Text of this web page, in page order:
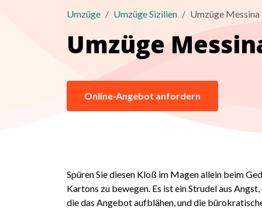
Umzüge Umzüge Sizilien Umzüge Messina
Umzüge
Online-Angebot anfordern
Spüren Sie diesen Kloß im Magen allein beim
Kartons zu bewegen. Es ist ein Strudel aus
die das Angebot aufblähen, und die